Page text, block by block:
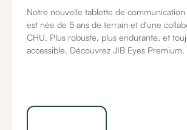
Notre nouvelle tablette de
est née de 5 ans de terrain et d'une
CHU. Plus robuste, plus endurante, et
accessible. Découvrez JIB Eyes Premium.